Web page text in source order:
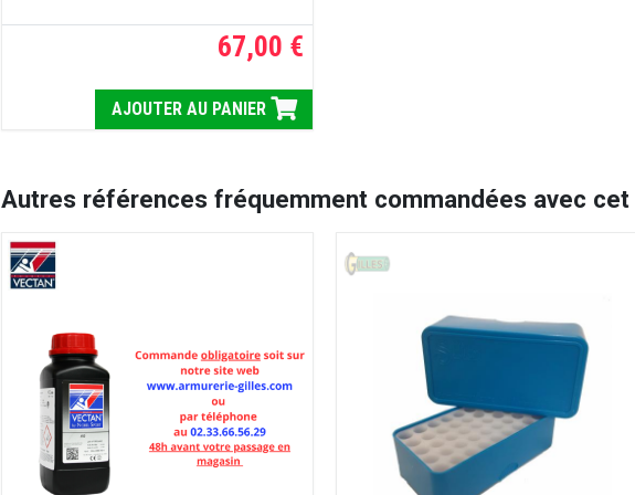
67,00 €
AJOUTER AU PANIER
Autres références fréquemment commandées avec